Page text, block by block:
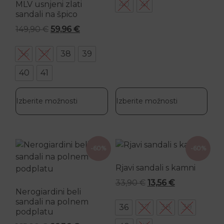
MLV usnjeni zlati
sandali na špico
149,90€ Izvirna cena je bila: 149,90 €.
59,96 €Trenutna cena je: 59,96 €.
36 37 38
39
40
41
Izberite možnosti
40
41
Izberite možnosti
Nerogiardini beli
sandali na polnem
podplatu
Ta izdelek ima več različic. Možnosti lahko izberete
Rjavi sandali s kamni
33,90€ Izvirna cena je bila:
13,56 €Trenutna
36 37 38
39
Ta izdelek ima več